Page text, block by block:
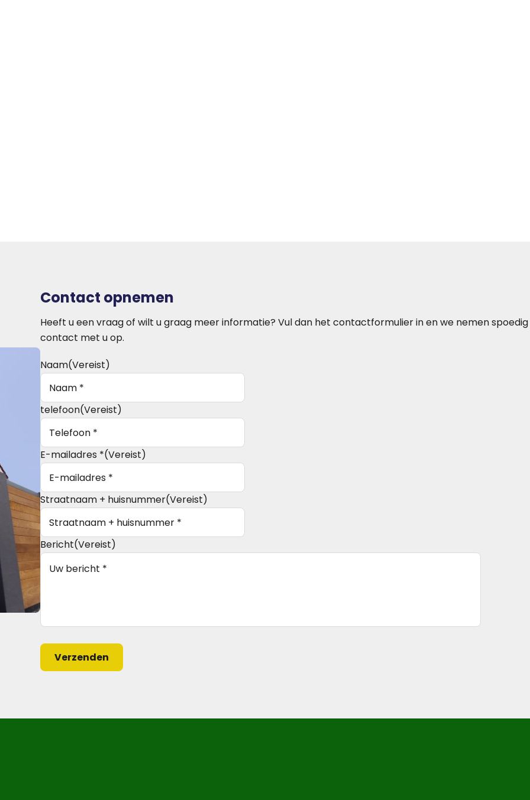
Contact opnemen
Heeft u een vraag of wilt u graag meer informatie? Vul dan het contactformulier in en we nemen spoedig
contact met u op.
Naam(Vereist)
telefoon(Vereist)
E-mailadres *(Vereist)
Straatnaam + huisnummer(Vereist)
Bericht(Vereist)